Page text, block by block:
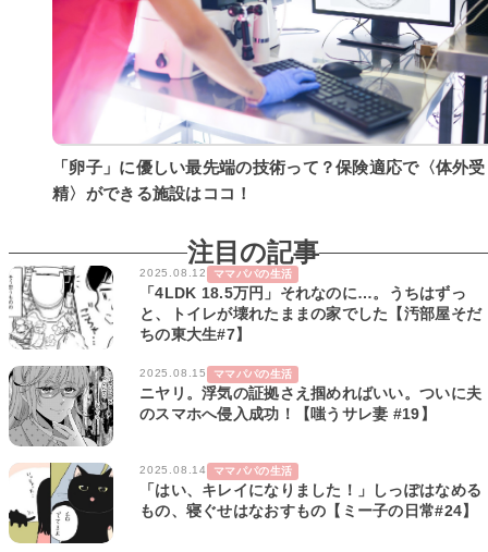
「卵子」に優しい最先端の技術って？保険適応で〈体外受
精〉ができる施設はココ！
注目の記事
2025.08.12 ママパパの生活
「4LDK 18.5万円」それなのに…。うちはずっ
と、トイレが壊れたままの家でした【汚部屋そだ
ちの東大生#7】
2025.08.15 ママパパの生活
ニヤリ。浮気の証拠さえ掴めればいい。ついに夫
のスマホへ侵入成功！【嗤うサレ妻 #19】
2025.08.14 ママパパの生活
「はい、キレイになりました！」しっぽはなめる
もの、寝ぐせはなおすもの【ミー子の日常#24】